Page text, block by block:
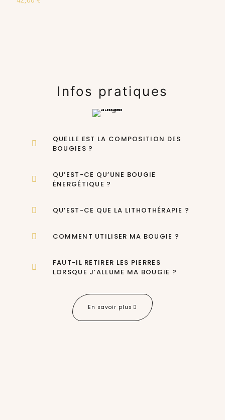
Infos pratiques
QUELLE EST LA COMPOSITION DES
BOUGIES ?
QU’EST-CE QU’UNE BOUGIE
ÉNERGÉTIQUE ?
QU’EST-CE QUE LA LITHOTHÉRAPIE ?
COMMENT UTILISER MA BOUGIE ?
FAUT-IL RETIRER LES PIERRES
LORSQUE J’ALLUME MA BOUGIE ?
En savoir plus